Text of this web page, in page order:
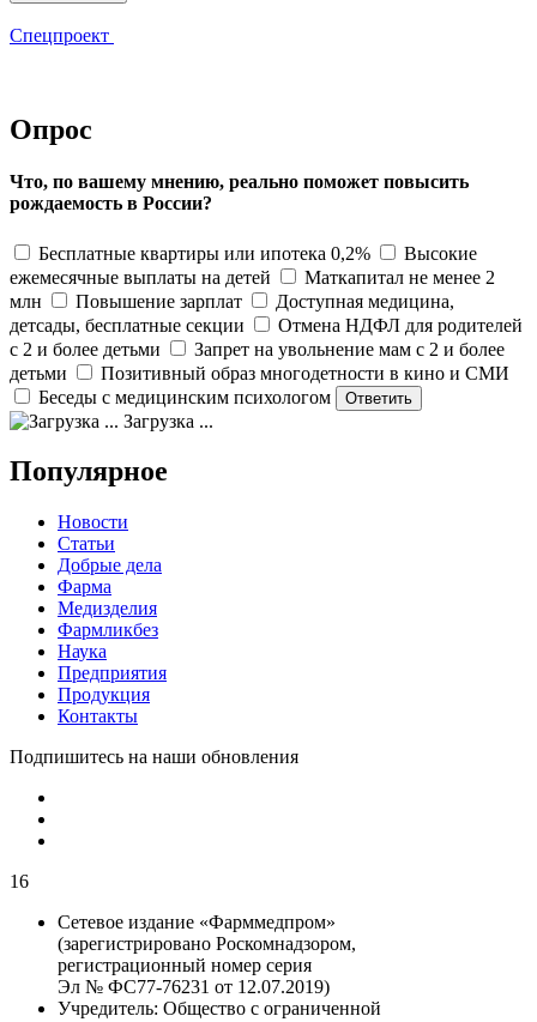
Спецпроект
Опрос
Что, по вашему мнению, реально поможет повысить
рождаемость в России?
Бесплатные квартиры или ипотека 0,2%
Высокие
ежемесячные выплаты на детей
Маткапитал не менее 2
млн
Повышение зарплат
Доступная медицина,
детсады, бесплатные секции
Отмена НДФЛ для родителей
с 2 и более детьми
Запрет на увольнение мам с 2 и более
детьми
Позитивный образ многодетности в кино и СМИ
Беседы с медицинским психологом
Загрузка ...
Популярное
Новости
Статьи
Добрые дела
Фарма
Медизделия
Фармликбез
Наука
Предприятия
Продукция
Контакты
Подпишитесь на наши обновления
16
Сетевое издание «Фарммедпром»
(зарегистрировано Роскомнадзором,
регистрационный номер серия
Эл № ФС77-76231 от 12.07.2019)
Учредитель: Общество с ограниченной